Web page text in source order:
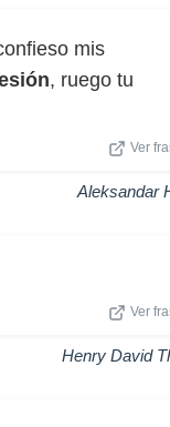
mis
, ruego tu
Ver
Aleksandar
Ver
Henry David